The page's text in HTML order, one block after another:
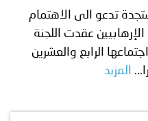
تدعو الى الاهتمام
عقدت اللجنة
الرابع والعشرين
المزيد